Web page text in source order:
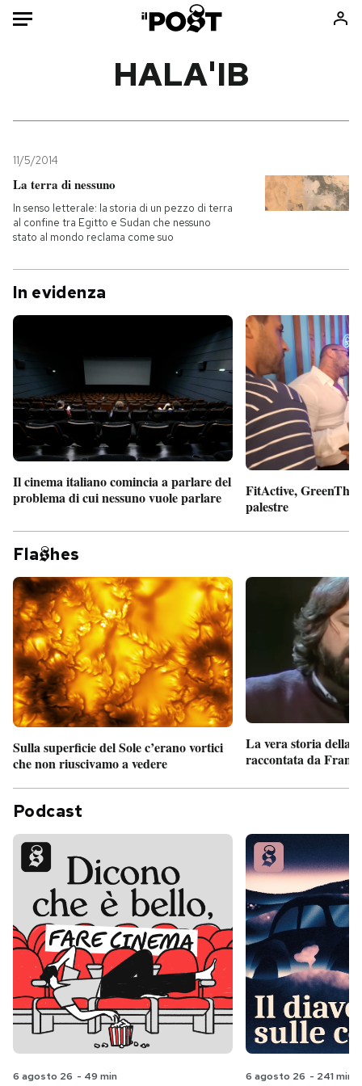
Mondo
Politica
Tecnologia
Internet
Economia
Consumismi
Storie/Idee
Ok Boomer!
Mondiali calcio 2026
PODCAST
NEWSLETTER
I MIEI PREFERITI
SHOP
CALENDARIO
AREA PERSONALE
Entra
HALA'IB
11/5/2014
La terra di nessuno
In senso letterale: la storia di un pezzo di terra
al confine tra Egitto e Sudan che nessuno
stato al mondo reclama come suo
In evidenza
Il cinema italiano comincia a parlare del
problema di cui nessuno vuole parlare
FitActive,
palestre
Fla hes
Sulla superficie del Sole c’erano vortici
che non riuscivamo a vedere
La vera storia della
raccontata da
Podcast
6 agosto 26 - 49 min 6 agosto 26 - 241 min